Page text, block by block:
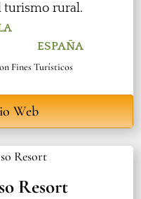
turismo rural.
ESPAÑA
Fines Turísticos
Web
Resort